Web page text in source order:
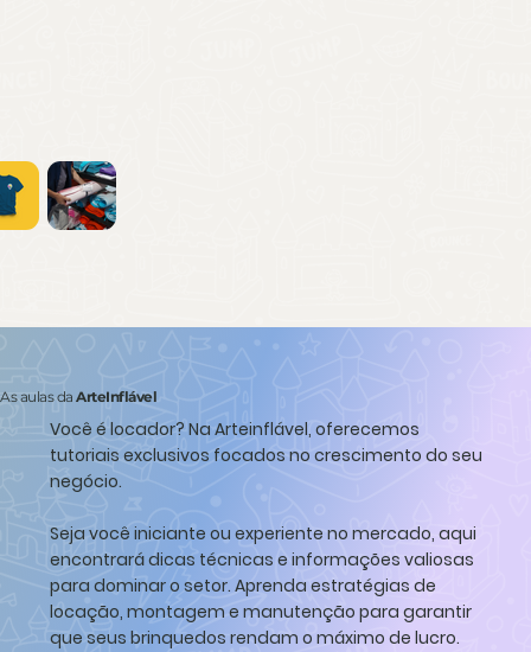
As aulas daArteInflável
Você é locador? Na Arteinflável, oferecemos
tutoriais exclusivos focados no crescimento do seu
negócio.
Seja você iniciante ou experiente no mercado, aqui
encontrará dicas técnicas e informações valiosas
para dominar o setor. Aprenda estratégias de
locação, montagem e manutenção para garantir
que seus brinquedos rendam o máximo de lucro.